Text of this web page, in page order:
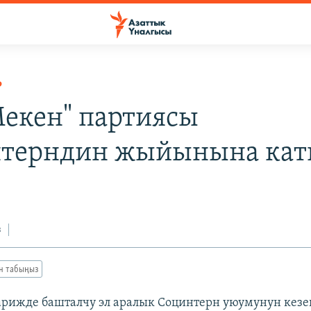
партиясы
жыйынына
табыңыз
башталчу эл аралык Социнтерн уюумунун